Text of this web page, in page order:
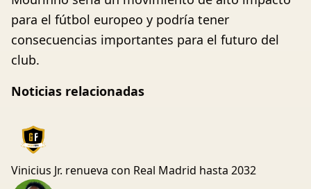
para el fútbol europeo y podría tener
consecuencias importantes para el futuro del
club.
Noticias relacionadas
Vinicius Jr. renueva con Real Madrid hasta 2032